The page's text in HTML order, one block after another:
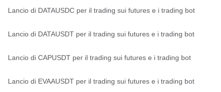
Lancio di DATAUSDC per il trading sui futures e i trading bot
Lancio di DATAUSDT per il trading sui futures e i trading bot
Lancio di CAPUSDT per il trading sui futures e i trading bot
Lancio di EVAAUSDT per il trading sui futures e i trading bot